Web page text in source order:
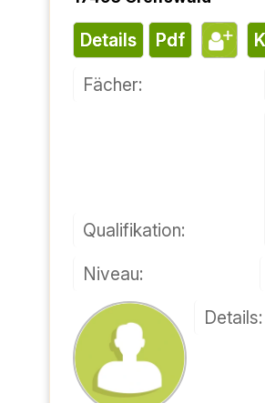
Details pdf
Fächer:
Qualifikation:
Niveau:
Details: